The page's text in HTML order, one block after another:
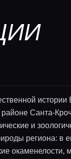
Санта-
и
региона: в